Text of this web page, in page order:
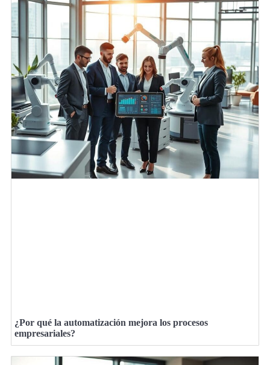
¿Por qué la automatización mejora los procesos
empresariales?